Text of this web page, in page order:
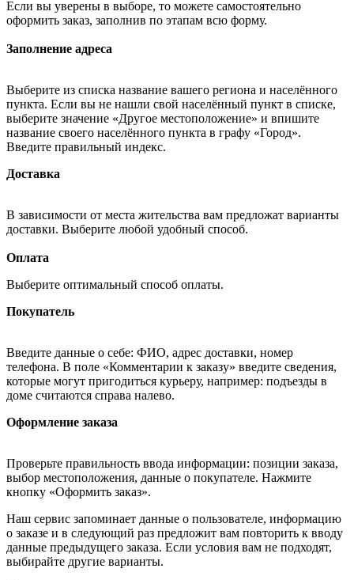
Если вы уверены в выборе, то можете самостоятельно
оформить заказ, заполнив по этапам всю форму.
Заполнение адреса
Выберите из списка название вашего региона и населённого
пункта. Если вы не нашли свой населённый пункт в списке,
выберите значение «Другое местоположение» и впишите
название своего населённого пункта в графу «Город».
Введите правильный индекс.
Доставка
В зависимости от места жительства вам предложат варианты
доставки. Выберите любой удобный способ.
Оплата
Выберите оптимальный способ оплаты.
Покупатель
Введите данные о себе: ФИО, адрес доставки, номер
телефона. В поле «Комментарии к заказу» введите сведения,
которые могут пригодиться курьеру, например: подъезды в
доме считаются справа налево.
Оформление заказа
Проверьте правильность ввода информации: позиции заказа,
выбор местоположения, данные о покупателе. Нажмите
кнопку «Оформить заказ».
Наш сервис запоминает данные о пользователе, информацию
о заказе и в следующий раз предложит вам повторить к вводу
данные предыдущего заказа. Если условия вам не подходят,
выбирайте другие варианты.